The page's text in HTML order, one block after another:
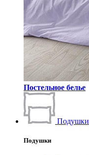
Постельное белье
Подушки
Подушки